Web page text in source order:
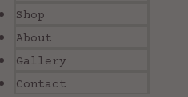
Shop
About
Gallery
Contact